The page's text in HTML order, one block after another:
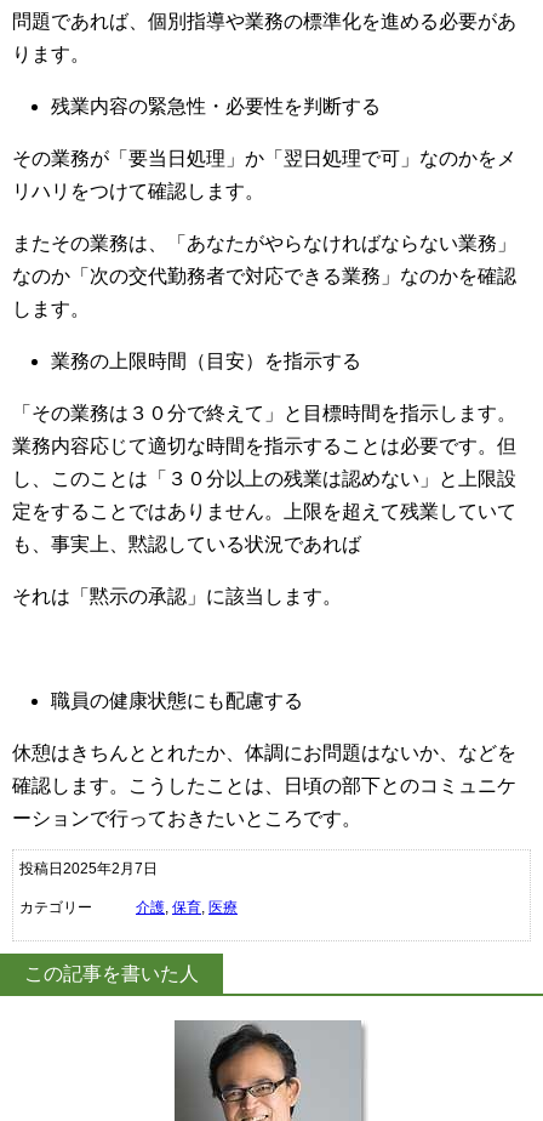
問題であれば、個別指導や業務の標準化を進める必要があ
ります。
残業内容の緊急性・必要性を判断する
その業務が「要当日処理」か「翌日処理で可」なのかをメ
リハリをつけて確認します。
またその業務は、「あなたがやらなければならない業務」
なのか「次の交代勤務者で対応できる業務」なのかを確認
します。
業務の上限時間（目安）を指示する
「その業務は３０分で終えて」と目標時間を指示します。
業務内容応じて適切な時間を指示することは必要です。但
し、このことは「３０分以上の残業は認めない」と上限設
定をすることではありません。上限を超えて残業していて
も、事実上、黙認している状況であれば
それは「黙示の承認」に該当します。
職員の健康状態にも配慮する
休憩はきちんととれたか、体調にお問題はないか、などを
確認します。こうしたことは、日頃の部下とのコミュニケ
ーションで行っておきたいところです。
投稿日2025年2月7日
カテゴリー 介護, 保育, 医療
この記事を書いた人